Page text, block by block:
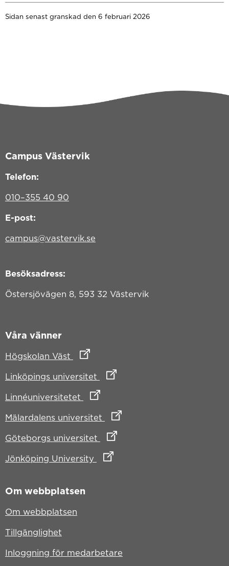
Sidan senast granskad den 6 februari 2026
Campus Västervik
Telefon:
010–355 40 90
E-post:
campus@vastervik.se
Besöksadress:
Östersjövägen 8, 593 32 Västervik
Våra vänner
Högskolan Väst Länk till annan webbplats
Linköpings universitet Länk till annan webbplats
Linnéuniversitetet Länk till annan webbplats
Mälardalens universitet Länk till annan webbplats
Göteborgs universitet Länk till annan webbplats
Jönköping University Länk till annan webbplats
Om webbplatsen
Om webbplatsen
Tillgänglighet
Inloggning för medarbetare